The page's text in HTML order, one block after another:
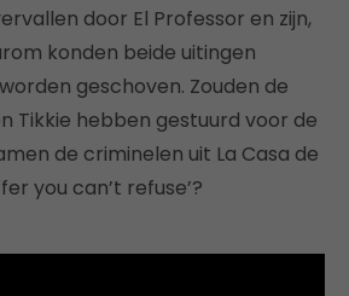
door El Professor en zijn,
konden beide uitingen
geschoven. Zouden de
Tikkie hebben gestuurd voor de
de criminelen uit La Casa de
you can’t refuse’?